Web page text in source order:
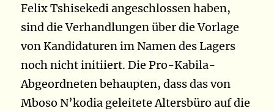
Felix Tshisekedi angeschlossen haben,
sind die Verhandlungen über die Vorlage
von Kandidaturen im Namen des Lagers
noch nicht initiiert. Die Pro-Kabila-
Abgeordneten behaupten, dass das von
Mboso N’kodia geleitete Altersbüro auf die